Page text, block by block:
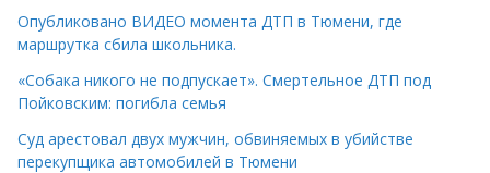
Опубликовано ВИДЕО момента ДТП в Тюмени, где
маршрутка сбила школьника.
«Собака никого не подпускает». Смертельное ДТП под
Пойковским: погибла семья
Суд арестовал двух мужчин, обвиняемых в убийстве
перекупщика автомобилей в Тюмени